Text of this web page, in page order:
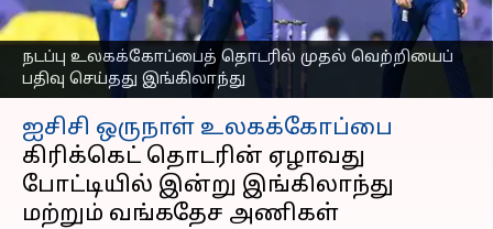
நடப்பு உலகக்கோப்பைத் தொடரில் முதல் வெற்றியைப்
பதிவு செய்தது இங்கிலாந்து
எழுதியவர் Prasanna Venkatesh Oct 10, 2023 06:39 pm
செய்தி முன்னோட்டம்
ஐசிசி ஒருநாள் உலகக்கோப்பை
கிரிக்கெட் தொடரின் ஏழாவது
போட்டியில் இன்று இங்கிலாந்து
மற்றும் வங்கதேச அணிகள்